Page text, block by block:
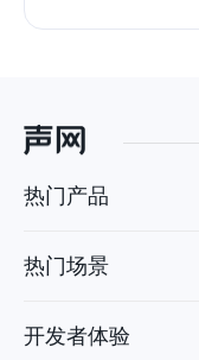
热门产品
热门场景
开发者体验